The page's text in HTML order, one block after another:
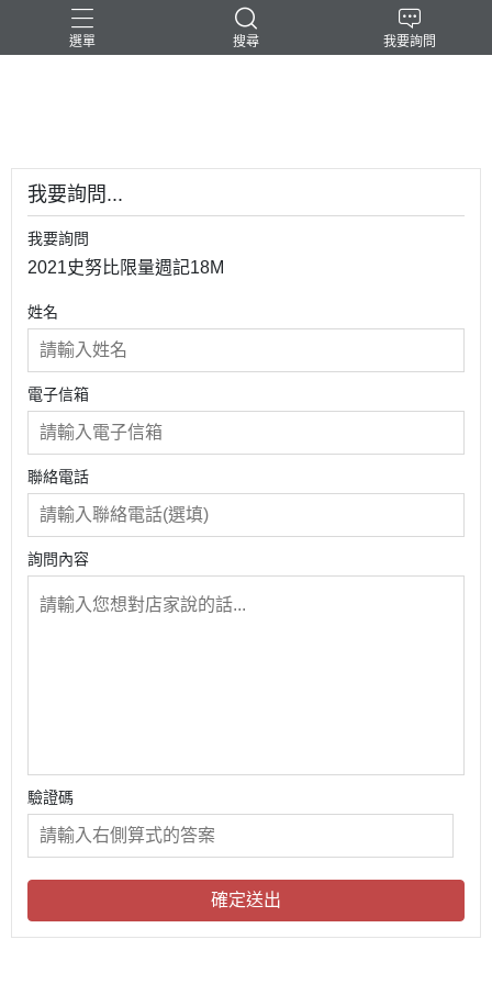
選單 搜尋 我要詢問
我要詢問...
我要詢問
2021史努比限量週記18M
姓名
電子信箱
聯絡電話
詢問內容
驗證碼
確定送出